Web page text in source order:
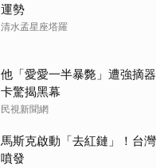
運勢
清水孟星座塔羅
他「愛愛一半暴斃」遭強摘
卡驚揭黑幕
民視新聞網
馬斯克啟動「去紅鏈」！台
噴發